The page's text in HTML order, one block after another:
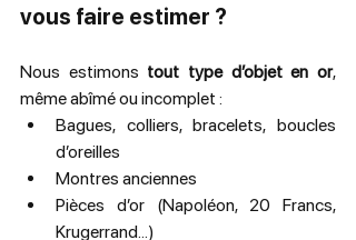
vous faire estimer ?
Nous estimons tout type d’objet en or,
même abîmé ou incomplet :
Bagues, colliers, bracelets, boucles
d’oreilles
Montres anciennes
Pièces d’or (Napoléon, 20 Francs,
Krugerrand…)